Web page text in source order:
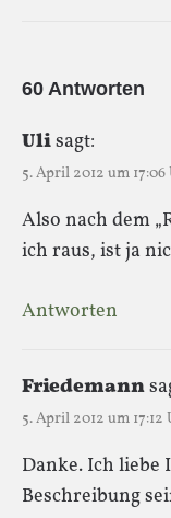
60 Antworten
Ulisagt:
5. April 2012 um 17:06
Also nach dem
ich raus, ist ja
Antworten
Friedemann
5. April 2012 um 17:12
Danke. Ich
Beschreibung